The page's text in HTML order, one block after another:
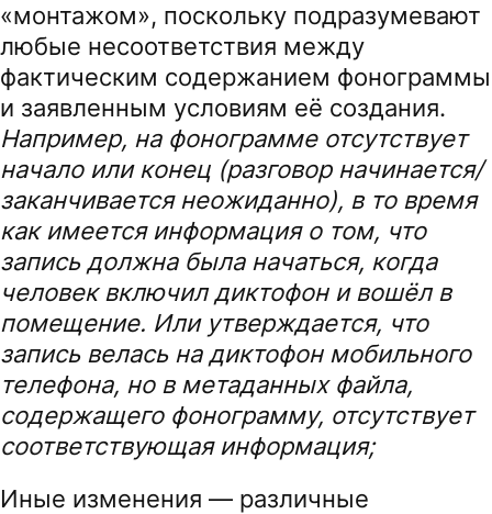
«монтажом», поскольку подразумевают
любые несоответствия между
фактическим содержанием фонограммы
и заявленным условиям её создания.
Например, на фонограмме отсутствует
начало или конец (разговор начинается/
заканчивается неожиданно), в то время
как имеется информация о том, что
запись должна была начаться, когда
человек включил диктофон и вошёл в
помещение. Или утверждается, что
запись велась на диктофон мобильного
телефона, но в метаданных файла,
содержащего фонограмму, отсутствует
соответствующая информация;
Иные изменения — различные